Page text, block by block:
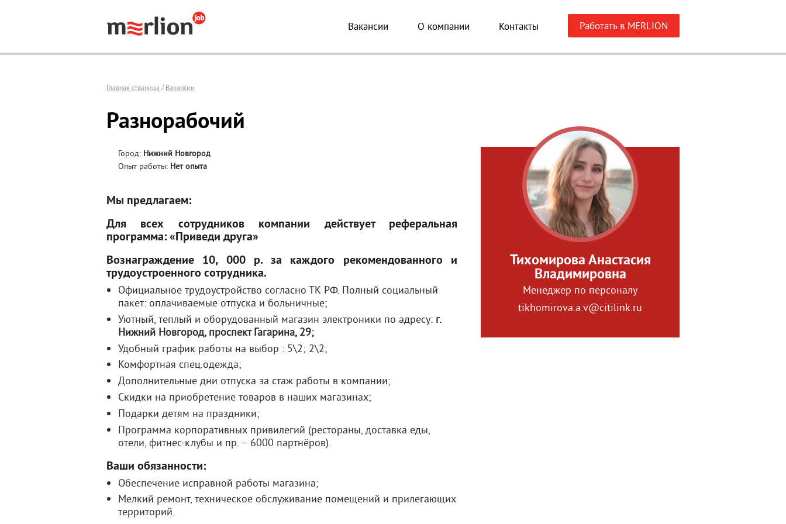
Вакансии О компании Контакты Работать в MERLION
Главная страница / Вакансии
Разнорабочий
Город: Нижний Новгород
Опыт работы: Нет опыта
Мы предлагаем:
Для всех сотрудников компании действует реферальная
программа: «Приведи друга»
Вознаграждение 10, 000 р. за каждого рекомендованного и
трудоустроенного сотрудника.
Официальное трудоустройство согласно ТК РФ. Полный социальный
пакет: оплачиваемые отпуска и больничные;
Уютный, теплый и оборудованный магазин электроники по адресу: г.
Нижний Новгород, проспект Гагарина, 29;
Удобный график работы на выбор : 5\2; 2\2;
Комфортная спец.одежда;
Дополнительные дни отпуска за стаж работы в компании;
Скидки на приобретение товаров в наших магазинах;
Подарки детям на праздники;
Программа корпоративных привилегий (рестораны, доставка еды,
отели, фитнес-клубы и пр. – 6000 партнёров).
Ваши обязанности:
Обеспечение исправной работы магазина;
Мелкий ремонт, техническое обслуживание помещений и прилегающих
территорий.
Тихомирова Анастасия
Владимировна
Менеджер по персоналу
tikhomirova.a.v@citilink.ru